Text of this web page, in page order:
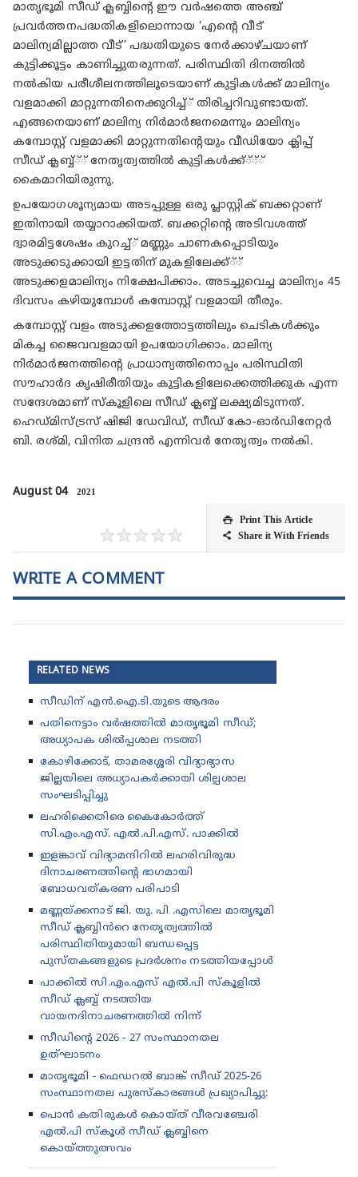
മാതൃഭൂമി സീഡ് ക്ലബ്ബിന്റെ ഈ വർഷത്തെ അഞ്ച്‌
പ്രവർത്തനപദ്ധതികളിലൊന്നായ ‘എന്റെ വീട്
മാലിന്യമില്ലാത്ത വീട്’ പദ്ധതിയുടെ നേർക്കാഴ്ചയാണ്
കുട്ടിക്കൂട്ടം കാണിച്ചുതരുന്നത്. പരിസ്ഥിതി ദിനത്തിൽ
നൽകിയ പരീശീലനത്തിലൂടെയാണ് കുട്ടികൾക്ക്‌ മാലിന്യം
വളമാക്കി മാറ്റുന്നതിനെക്കുറിച്ച്് തിരിച്ചറിവുണ്ടായത്.
എങ്ങനെയാണ് മാലിന്യ നിർമാർജനമെന്നും മാലിന്യം
കമ്പോസ്റ്റ് വളമാക്കി മാറ്റുന്നതിന്റെയും വീഡിയോ ക്ലിപ്പ്
സീഡ് ക്ലബ്ബ്്് നേതൃത്വത്തിൽ കുട്ടികൾക്ക്്്്
കൈമാറിയിരുന്നു.
ഉപയോഗശൂന്യമായ അടപ്പുള്ള ഒരു പ്ലാസ്റ്റിക് ബക്കറ്റാണ്
ഇതിനായി തയ്യാറാക്കിയത്. ബക്കറ്റിന്റെ അടിവശത്ത്
ദ്വാരമിട്ടശേഷം കുറച്ച്് മണ്ണും ചാണകപ്പൊടിയും
അടുക്കടുക്കായി ഇട്ടതിന് മുകളിലേക്ക്്്
അടുക്കളമാലിന്യം നിക്ഷേപിക്കാം. അടച്ചുവെച്ച മാലിന്യം 45
ദിവസം കഴിയുമ്പോൾ കമ്പോസ്റ്റ് വളമായി തീരും.
കമ്പോസ്റ്റ് വളം അടുക്കളത്തോട്ടത്തിലും ചെടികൾക്കും
മികച്ച ജൈവവളമായി ഉപയോഗിക്കാം. മാലിന്യ
നിർമാർജനത്തിന്റെ പ്രാധാന്യത്തിനൊപ്പം പരിസ്ഥിതി
സൗഹാർദ കൃഷിരീതിയും കുട്ടികളിലേക്കെത്തിക്കുക എന്ന
സന്ദേശമാണ് സ്കൂളിലെ സീഡ് ക്ലബ്ബ് ലക്ഷ്യമിടുന്നത്.
ഹെഡ്മിസ്ട്രസ് ഷിജി ഡേവിഡ്, സീഡ് കോ-ഓർഡിനേറ്റർ
ബി. രശ്മി, വിനിത ചന്ദ്രൻ എന്നിവർ നേതൃത്വം നൽകി.
August 04 2021
 Print This Article
 Share it With Friends
★★★ ★★
WRITE A COMMENT
RELATED NEWS
സീഡിന് എൻ.ഐ.ടി.യുടെ ആദരം
പതിനെട്ടാം വർഷത്തിൽ മാതൃഭൂമി സീഡ്;
അധ്യാപക ശിൽപ്പശാല നടത്തി
കോഴിക്കോട്, താമരശ്ശേരി വിദ്യാഭ്യാസ
ജില്ലയിലെ അധ്യാപകർക്കായി ശില്പശാല
സംഘടിപ്പിച്ചു
ലഹരിക്കെതിരെ കൈകോർത്ത്
സി.എം.എസ്. എൽ.പി.എസ്. പാക്കിൽ
ഇളങ്കാവ് വിദ്യാമന്ദിറിൽ ലഹരിവിരുദ്ധ
ദിനാചരണത്തിന്റെ ഭാഗമായി
ബോധവത്കരണ പരിപാടി
മണ്ണയ്ക്കനാട് ജി. യു. പി .എസിലെ മാതൃഭൂമി
സീഡ് ക്ലബ്ബിൻറെ നേതൃത്വത്തിൽ
പരിസ്ഥിതിയുമായി ബന്ധപ്പെട്ട
പുസ്തകങ്ങളുടെ പ്രദർശനം നടത്തിയപ്പോൾ
പാക്കിൽ സി.എം.എസ് എൽ.പി സ്കൂളിൽ
സീഡ് ക്ലബ്ബ് നടത്തിയ
വായനദിനാചരണത്തിൽ നിന്ന്
സീഡിന്റെ 2026 - 27 സംസ്ഥാനതല
ഉത്‌ഘാടനം
മാതൃഭൂമി - ഫെഡറൽ ബാങ്ക് സീഡ് 2025-26
സംസ്ഥാനതല പുരസ്കാരങ്ങൾ പ്രഖ്യാപിച്ചു:
പൊൻ കതിരുകൾ കൊയ്ത് വീരവഞ്ചേരി
എൽ.പി സ്കൂൾ സീഡ് ക്ലബ്ബിനെ
കൊയ്ത്തുത്സവം